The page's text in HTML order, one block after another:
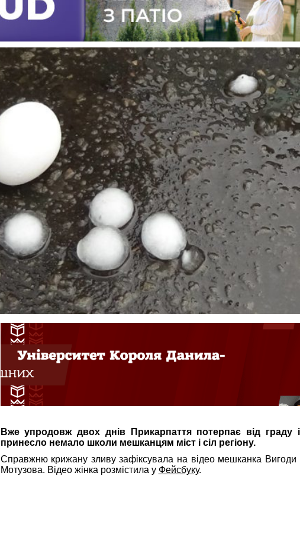
Вже упродовж двох днів Прикарпаття потерпає від граду
принесло немало школи мешканцям міст і сіл регіону.
Справжню крижану зливу зафіксувала на відео мешканка Вигоди
Мотузова. Відео жінка розмістила у Фейсбуку.